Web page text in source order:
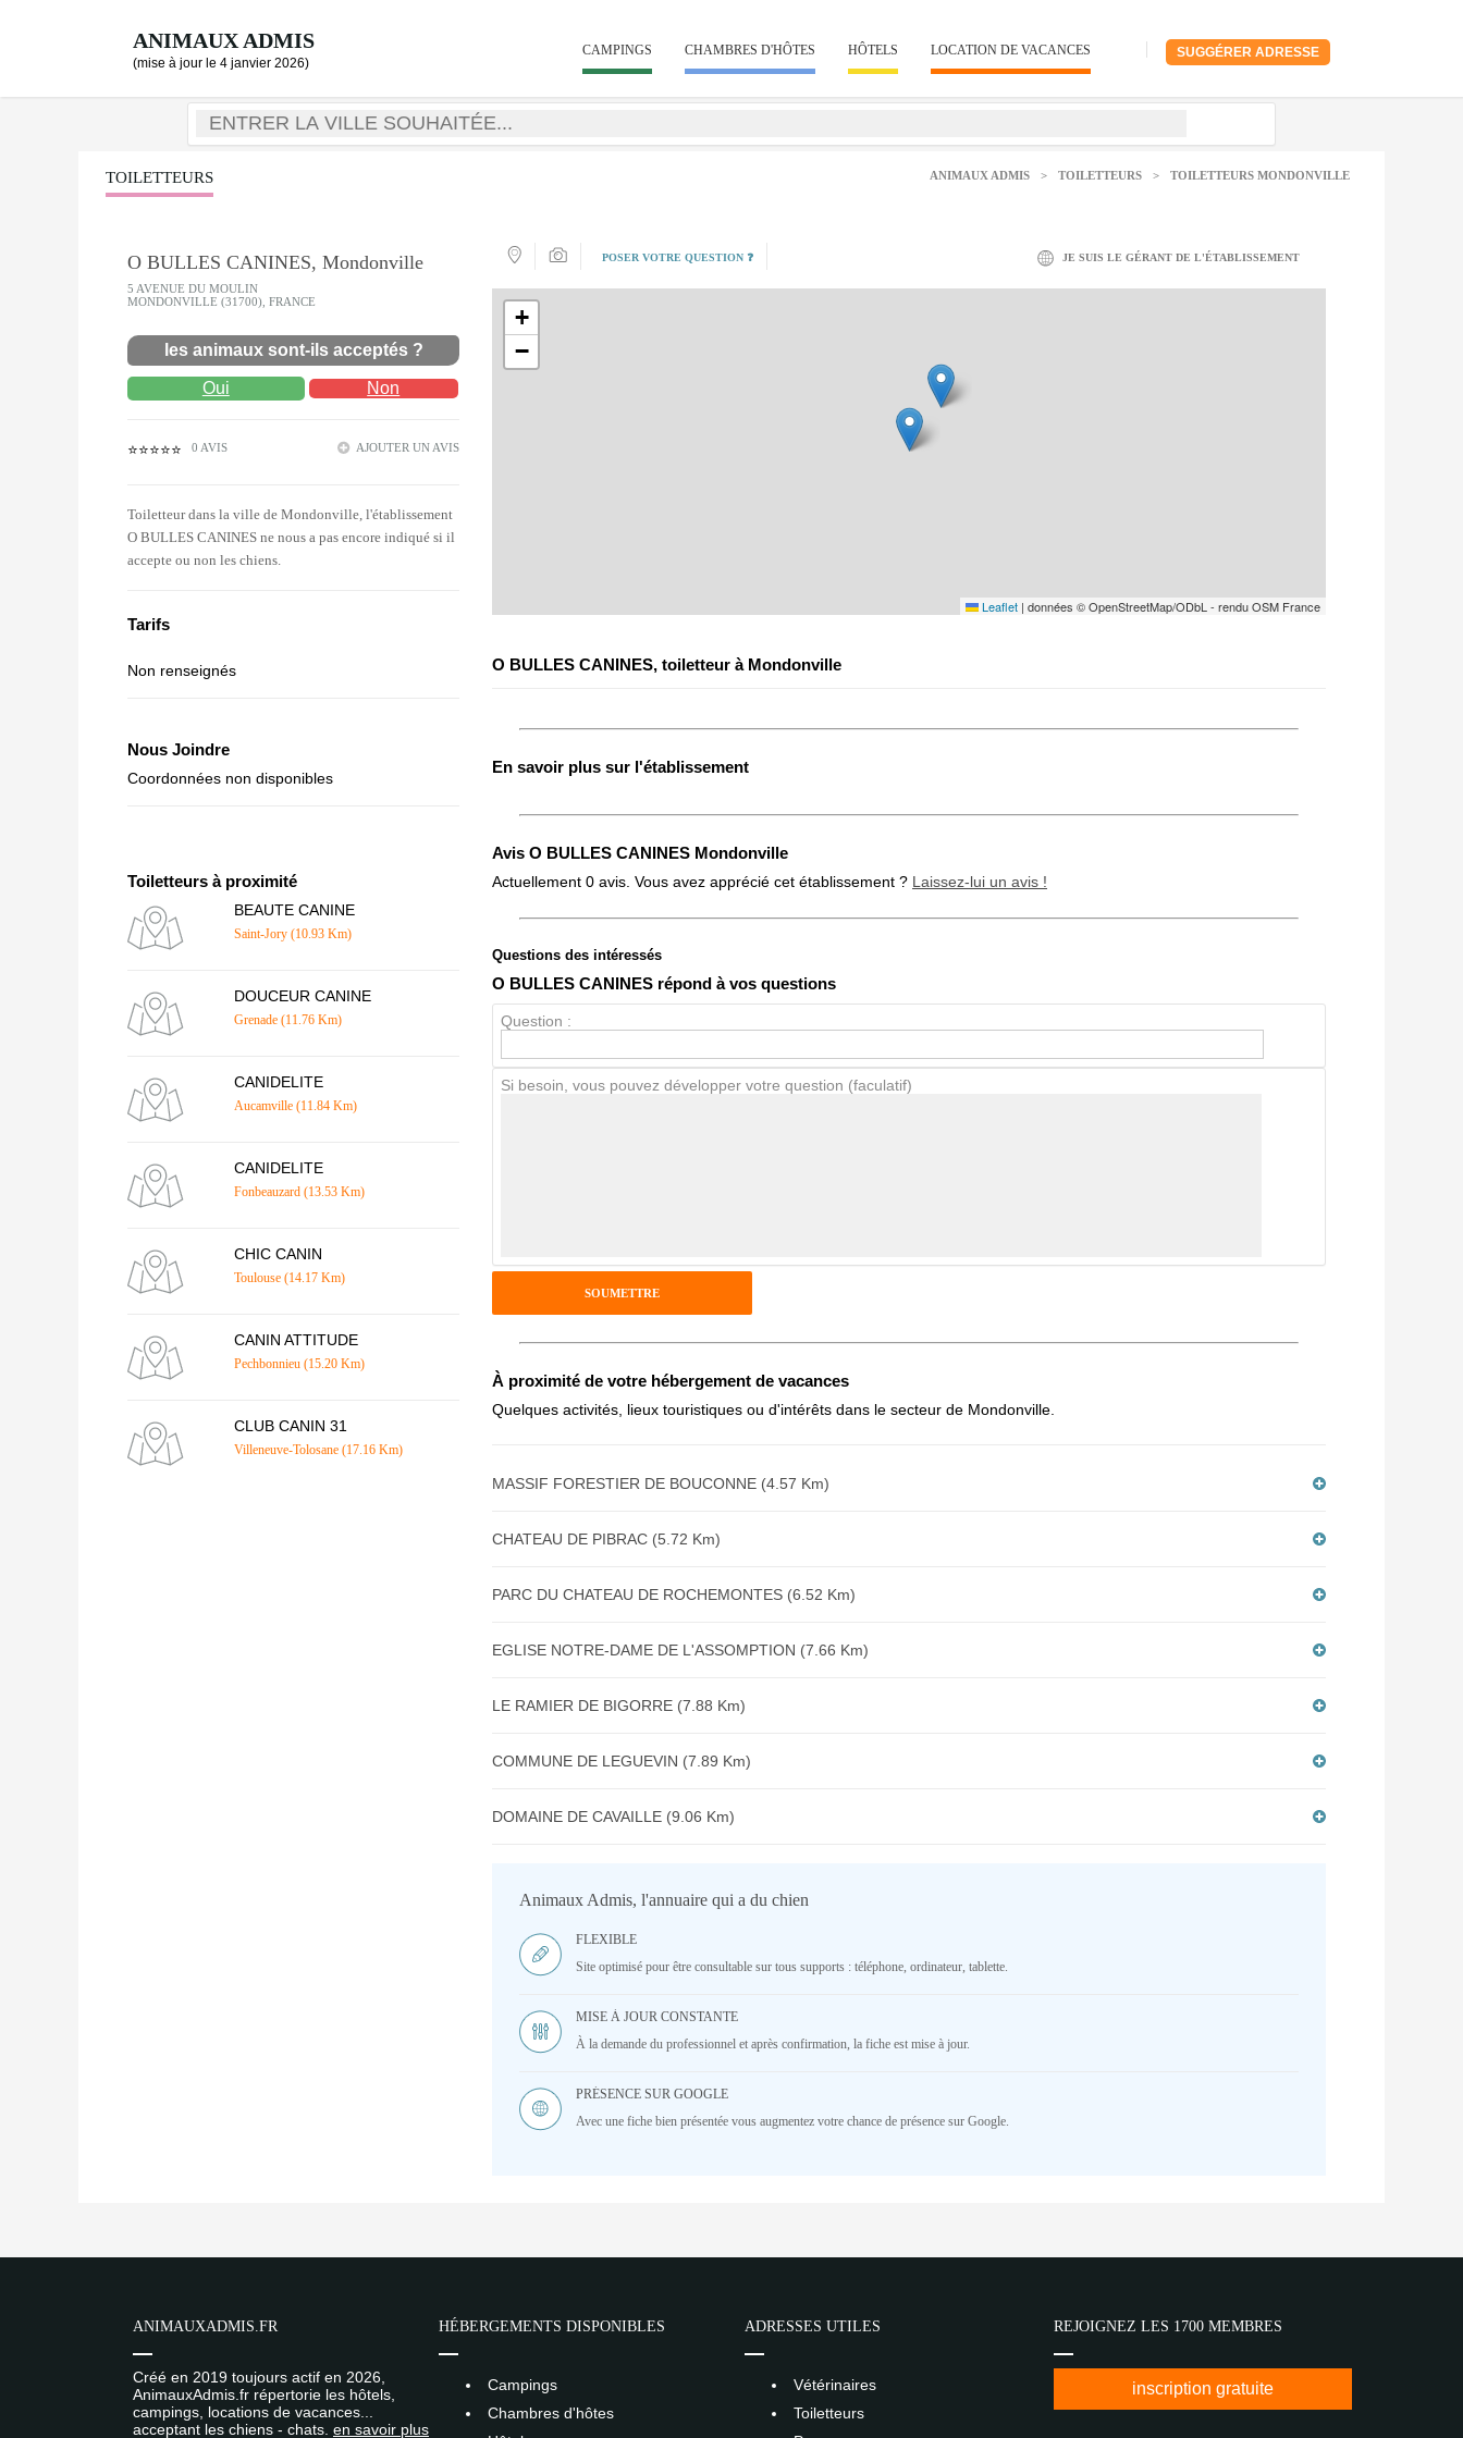
ANIMAUX ADMIS
(mise à jour le 4 janvier 2026)
SUGGÉRER ADRESSE
CAMPINGS CHAMBRES D'HÔTES HÔTELS LOCATION DE VACANCES
TOILETTEURS ANIMAUX ADMIS > TOILETTEURS > TOILETTEURS MONDONVILLE
O BULLES CANINES, Mondonville
5 AVENUE DU MOULIN
MONDONVILLE (31700), FRANCE
les animaux sont-ils acceptés ?
Oui Non
⭐⭐⭐⭐⭐ 0 AVIS AJOUTER UN AVIS
Toiletteur dans la ville de Mondonville, l'établissement
O BULLES CANINES ne nous a pas encore indiqué si il
accepte ou non les chiens.
Tarifs
Non renseignés
Nous Joindre
Coordonnées non disponibles
Toiletteurs à proximité
BEAUTE CANINE
Saint-Jory (10.93 Km)
DOUCEUR CANINE
Grenade (11.76 Km)
CANIDELITE
Aucamville (11.84 Km)
CANIDELITE
Fonbeauzard (13.53 Km)
CHIC CANIN
Toulouse (14.17 Km)
CANIN ATTITUDE
Pechbonnieu (15.20 Km)
CLUB CANIN 31
Villeneuve-Tolosane (17.16 Km)
POSER VOTRE QUESTION ❓ JE SUIS LE GÉRANT DE L'ÉTABLISSEMENT
+
−
Leaflet | données © OpenStreetMap/ODbL - rendu OSM France
O BULLES CANINES, toiletteur à Mondonville
En savoir plus sur l'établissement
Avis O BULLES CANINES Mondonville
Actuellement 0 avis. Vous avez apprécié cet établissement ? Laissez-lui un avis !
Note globale
Avis Clients
Antispam - Combien font 7x4 (en chiffres) :
Avis sur l'établissement :
Questions des intéressés
O BULLES CANINES répond à vos questions
Question :
Si besoin, vous pouvez développer votre question (faculatif)
À proximité de votre hébergement de vacances
Quelques activités, lieux touristiques ou d'intérêts dans le secteur de Mondonville.
MASSIF FORESTIER DE BOUCONNE (4.57 Km)
CHATEAU DE PIBRAC (5.72 Km)
PARC DU CHATEAU DE ROCHEMONTES (6.52 Km)
EGLISE NOTRE-DAME DE L'ASSOMPTION (7.66 Km)
LE RAMIER DE BIGORRE (7.88 Km)
COMMUNE DE LEGUEVIN (7.89 Km)
DOMAINE DE CAVAILLE (9.06 Km)
Animaux Admis, l'annuaire qui a du chien
FLEXIBLE
Site optimisé pour être consultable sur tous supports : téléphone, ordinateur, tablette.
MISE À JOUR CONSTANTE
À la demande du professionnel et après confirmation, la fiche est mise à jour.
PRÉSENCE SUR GOOGLE
Avec une fiche bien présentée vous augmentez votre chance de présence sur Google.
ANIMAUXADMIS.FR
Créé en 2019 toujours actif en 2026,
AnimauxAdmis.fr répertorie les hôtels,
campings, locations de vacances...
acceptant les chiens - chats. en savoir plus
HÉBERGEMENTS DISPONIBLES
Campings
Chambres d'hôtes
ADRESSES UTILES
Vétérinaires
Toiletteurs
REJOIGNEZ LES 1700 MEMBRES
inscription gratuite